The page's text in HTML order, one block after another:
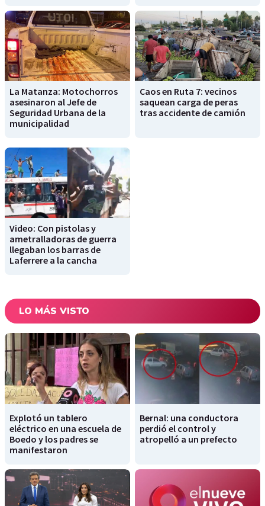
La Matanza: Motochorros
asesinaron al Jefe de
Seguridad Urbana de la
municipalidad
Caos en Ruta 7: vecinos
saquean carga de peras
tras accidente de camión
Video: Con pistolas y
ametralladoras de guerra
llegaban los barras de
Laferrere a la cancha
LO MÁS VISTO
Explotó un tablero
eléctrico en una escuela de
Boedo y los padres se
manifestaron
Bernal: una conductora
perdió el control y
atropelló a un prefecto